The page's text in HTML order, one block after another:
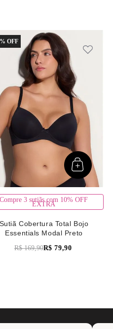
Compre 3 sutiãs com 10% OFF
EXTRA
Sutiã Cobertura Total Bojo
Essentials Modal Preto
R$ 169,90R$ 79,90